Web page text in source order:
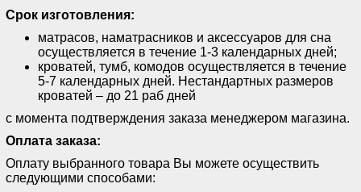
Срок изготовления:
матрасов, наматрасников и аксессуаров для сна
осуществляется в течение 1-3 календарных дней;
кроватей, тумб, комодов осуществляется в течение
5-7 календарных дней. Нестандартных размеров
кроватей – до 21 раб дней
с момента подтверждения заказа менеджером магазина.
Оплата заказа:
Оплату выбранного товара Вы можете осуществить
следующими способами: